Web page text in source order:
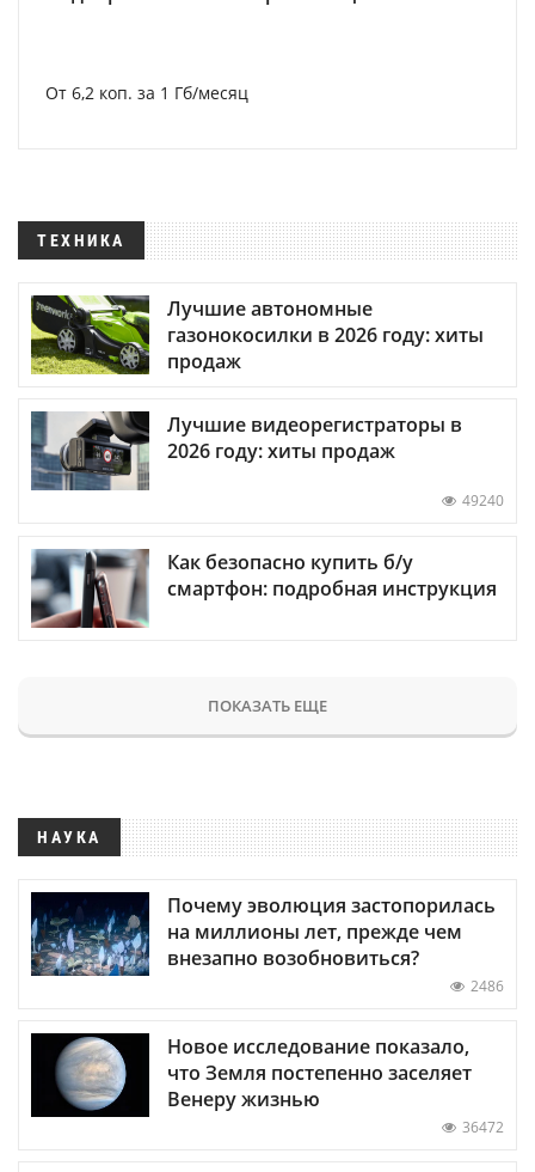
От 6,2 коп. за 1 Гб/месяц
ТЕХНИКА
Лучшие автономные
газонокосилки в 2026 году: хиты
продаж
Лучшие видеорегистраторы в
2026 году: хиты продаж
49240
Как безопасно купить б/у
смартфон: подробная инструкция
ПОКАЗАТЬ ЕЩЕ
НАУКА
Почему эволюция застопорилась
на миллионы лет, прежде чем
внезапно возобновиться?
2486
Новое исследование показало,
что Земля постепенно заселяет
Венеру жизнью
36472